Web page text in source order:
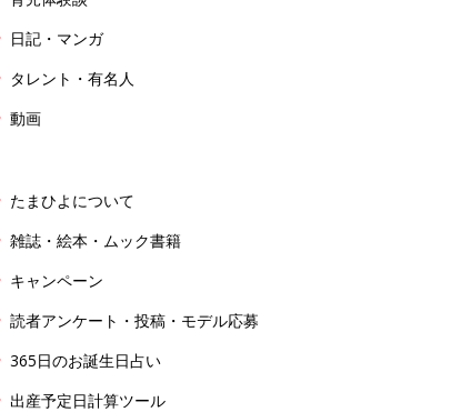
日記・マンガ
タレント・有名人
動画
たまひよについて
雑誌・絵本・ムック書籍
キャンペーン
読者アンケート・投稿・モデル応募
365日のお誕生日占い
出産予定日計算ツール